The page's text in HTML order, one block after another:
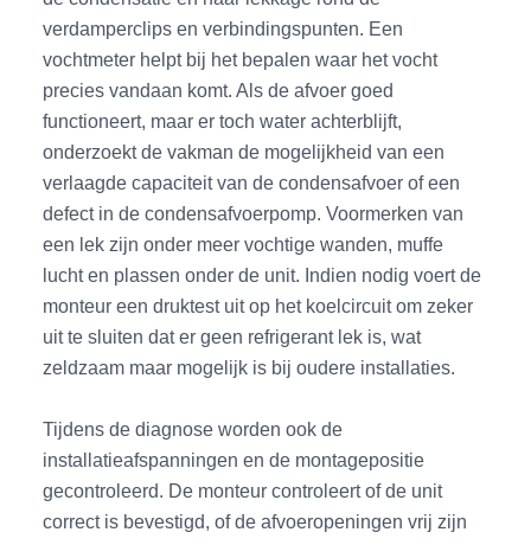
verdamperclips en verbindingspunten. Een
vochtmeter helpt bij het bepalen waar het vocht
precies vandaan komt. Als de afvoer goed
functioneert, maar er toch water achterblijft,
onderzoekt de vakman de mogelijkheid van een
verlaagde capaciteit van de condensafvoer of een
defect in de condensafvoerpomp. Voormerken van
een lek zijn onder meer vochtige wanden, muffe
lucht en plassen onder de unit. Indien nodig voert de
monteur een druktest uit op het koelcircuit om zeker
uit te sluiten dat er geen refrigerant lek is, wat
zeldzaam maar mogelijk is bij oudere installaties.
Tijdens de diagnose worden ook de
installatieafspanningen en de montagepositie
gecontroleerd. De monteur controleert of de unit
correct is bevestigd, of de afvoeropeningen vrij zijn